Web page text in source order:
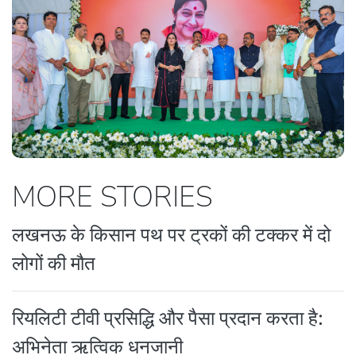
MORE STORIES
लखनऊ के किसान पथ पर ट्रकों की टक्कर में दो
लोगों की मौत
रियलिटी टीवी प्रसिद्धि और पैसा प्रदान करता है:
अभिनेता ऋत्विक धनजानी